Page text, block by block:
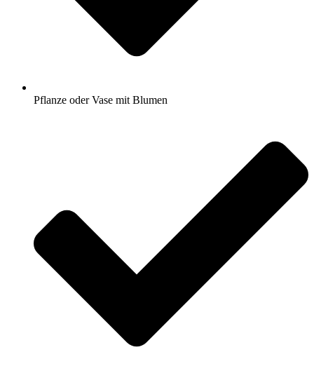
Pflanze oder Vase mit Blumen